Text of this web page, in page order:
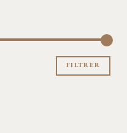
FILTRER